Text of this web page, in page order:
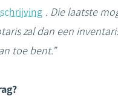
. Die laatste
zal dan een
toe bent.”